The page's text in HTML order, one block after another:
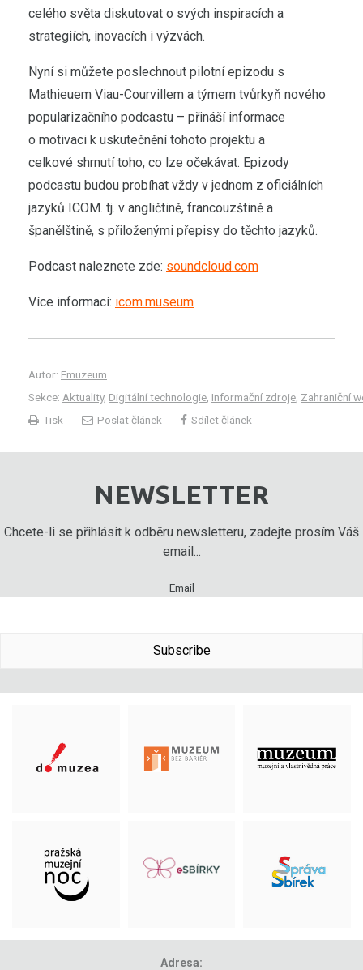
celého světa diskutovat o svých inspiracích a
strategiích, inovacích i výzvách.
Nyní si můžete poslechnout pilotní epizodu s
Mathieuem Viau-Courvillem a týmem tvůrkyň nového
popularizačního podcastu – přináší informace
o motivaci k uskutečnění tohoto projektu a
celkové shrnutí toho, co lze očekávat. Epizody
podcastu budou probíhat vždy v jednom z oficiálních
jazyků ICOM. tj. v angličtině, francouzštině a
španělštině, s přiloženými přepisy do těchto jazyků.
Podcast naleznete zde: soundcloud.com
Více informací: icom.museum
Autor: Emuzeum
Sekce: Aktuality, Digitální technologie Informační zdroje Zahraniční
Tisk
Poslat článek Sdílet článek
NEWSLETTER
Chcete-li se přihlásit k odběru newsletteru, zadejte prosím Váš
email...
Email
Subscribe
Adresa: